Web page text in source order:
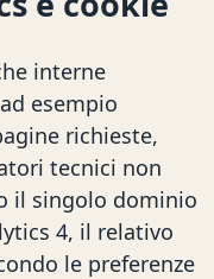
interne
esempio
richieste,
tecnici non
il singolo dominio
4, il relativo
le preferenze